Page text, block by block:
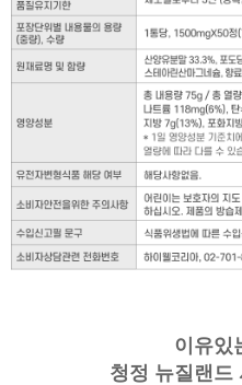
이유있
청정 뉴질랜드